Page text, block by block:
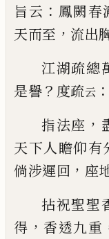
旨云 ： 鳳闕春
天而至 ， 流出
江湖疏總
是譽？ 度疏云 ：
指法座 ，
天下人瞻仰有
倘涉遲回 ， 座
拈祝聖聖
得 ， 香透九重